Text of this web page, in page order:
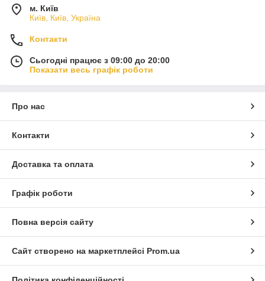
м. Київ
Київ, Київ, Україна
Контакти
Сьогодні працює з 09:00 до 20:00
Показати весь графік роботи
Про нас
Контакти
Доставка та оплата
Графік роботи
Повна версія сайту
Сайт створено на маркетплейсі Prom.ua